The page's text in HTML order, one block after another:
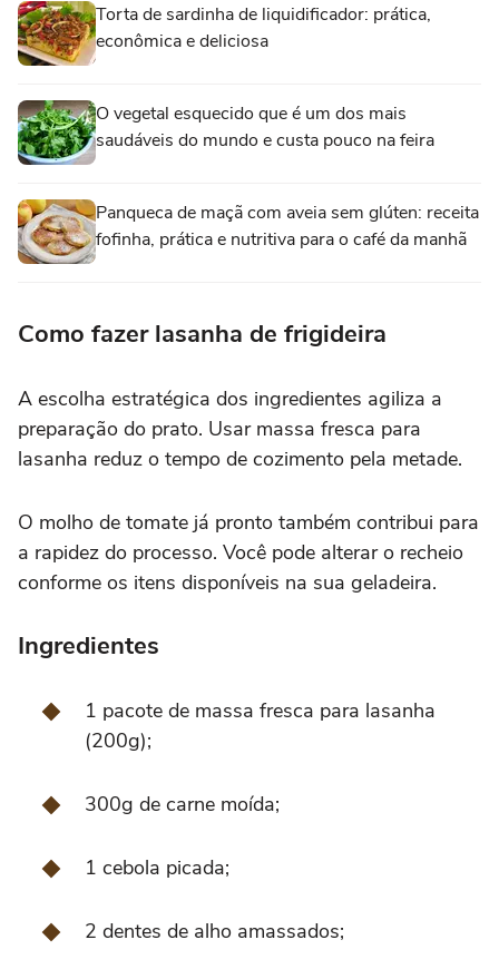
Torta de sardinha de liquidificador: prática,
econômica e deliciosa
O vegetal esquecido que é um dos mais
saudáveis do mundo e custa pouco na feira
Panqueca de maçã com aveia sem glúten: receita
fofinha, prática e nutritiva para o café da manhã
Como fazer lasanha de frigideira
A escolha estratégica dos ingredientes agiliza a
preparação do prato. Usar massa fresca para
lasanha reduz o tempo de cozimento pela metade.
O molho de tomate já pronto também contribui para
a rapidez do processo. Você pode alterar o recheio
conforme os itens disponíveis na sua geladeira.
Ingredientes
1 pacote de massa fresca para lasanha
(200g);
300g de carne moída;
1 cebola picada;
2 dentes de alho amassados;